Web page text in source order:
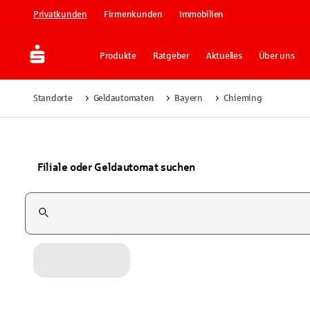
Privatkunden Firmenkunden Immobilien
Produkte Ratgeber Aktuelles Über uns
Standorte Geldautomaten Bayern Chieming
Filiale oder Geldautomat suchen
Suchfeld